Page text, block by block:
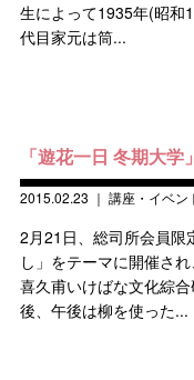
生によって1935年(昭和
代目家元は筒...
「遊花一日 冬期大学
2015.02.23 ｜ 講座・イベン
2月21日、総司所会員限
し」をテーマに開催さ
喜久甫いけばな文化綜
後、午後は柳を使った...